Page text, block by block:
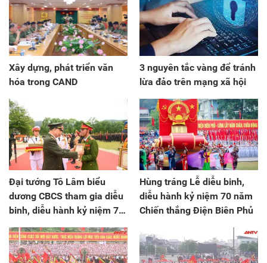
Xây dựng, phát triển văn
hóa trong CAND
3 nguyên tắc vàng để tránh
lừa đảo trên mạng xã hội
Đại tướng Tô Lâm biểu
dương CBCS tham gia diễu
binh, diễu hành kỷ niệm 70
Phủ
Hùng tráng Lễ diễu binh,
diễu hành kỷ niệm 70 năm
Chiến thắng Điện Biên Phủ